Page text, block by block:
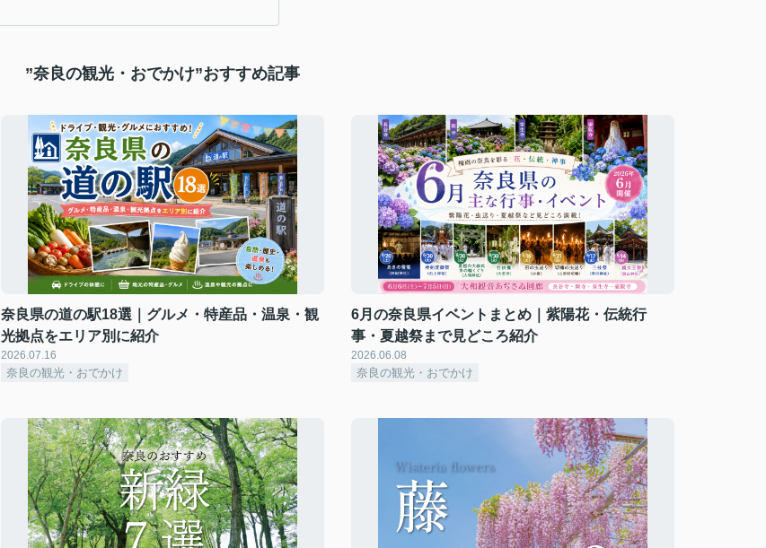
”奈良の観光・おでかけ”おすすめ記事
奈良県の道の駅18選｜グルメ・特産品・温泉・観
光拠点をエリア別に紹介
2026.07.16
奈良の観光・おでかけ
6月の奈良県イベントまとめ｜紫陽花・伝統行
事・夏越祭まで見どころ紹介
2026.06.08
奈良の観光・おでかけ